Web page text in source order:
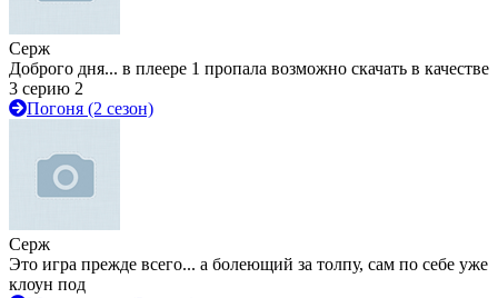
Серж
Доброго дня... в плеере 1 пропала возможно скачать в качестве
3 серию 2
Погоня (2 сезон)
Серж
Это игра прежде всего... а болеющий за толпу, сам по себе уже
клоун под